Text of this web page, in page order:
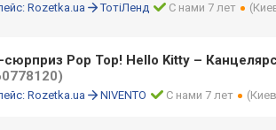
Rozetka.ua ТотіЛенд С нами 7 лет
сюрприз Pop Top! Hello Kitty –
Rozetka.ua NIVENTO С нами 7 лет